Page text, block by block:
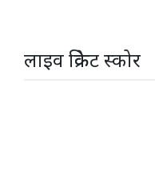
लाइव क्रिकेट स्कोर